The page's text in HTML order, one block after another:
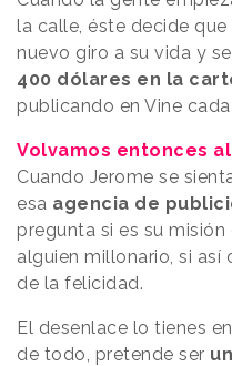
la calle, éste decide
nuevo giro a su vida y
400 dólares en la
publicando en Vine
Volvamos entonces
Cuando Jerome se
esa agencia de
pregunta si es su
alguien millonario, si así
de la felicidad.
El desenlace lo tienes
de todo, pretende ser